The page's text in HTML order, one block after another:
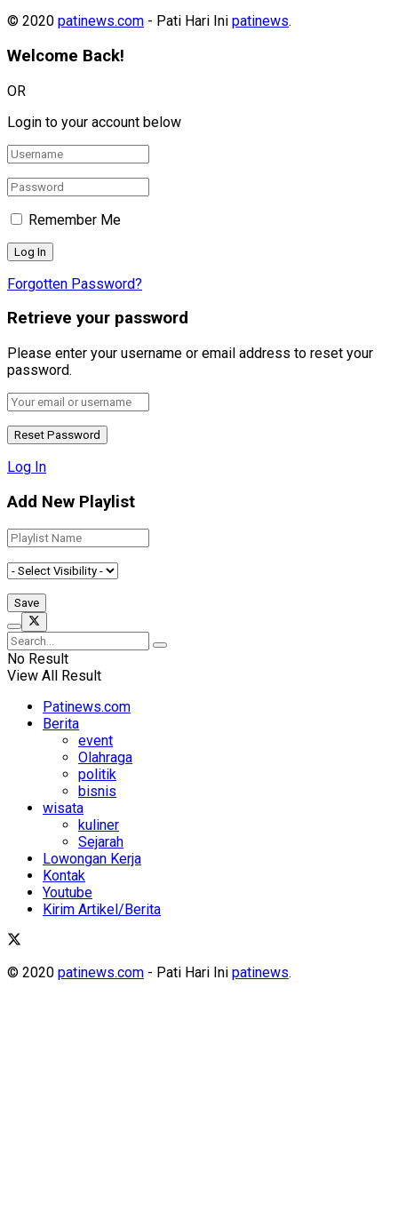
© 2020 patinews.com - Pati Hari Ini patinews.
Welcome Back!
OR
Login to your account below
Remember Me
Forgotten Password?
Retrieve your password
Please enter your username or email address to reset your
password.
Log In
Add New Playlist
No Result
View All Result
Patinews.com
Berita
event
Olahraga
politik
bisnis
wisata
kuliner
Sejarah
Lowongan Kerja
Kontak
Youtube
Kirim Artikel/Berita
© 2020 patinews.com - Pati Hari Ini patinews.